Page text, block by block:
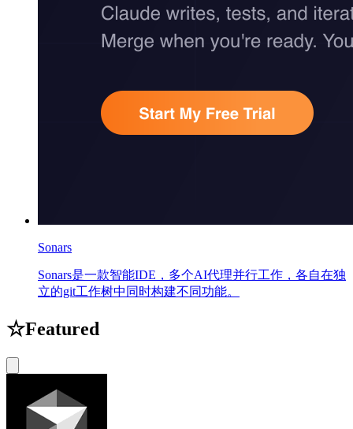
Sonars
Sonars是一款智能IDE，多个AI代理并行工作，各自在独
立的git工作树中同时构建不同功能。
☆Featured